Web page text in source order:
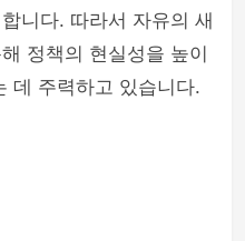
니다. 따라서 자유의 새
정책의 현실성을 높이
데 주력하고 있습니다.